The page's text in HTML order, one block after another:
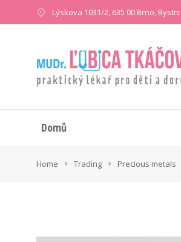
Lýskova 1031/2, 635 00 Brno, Bystrc
Domů
You are here:
Home Trading Precious metals